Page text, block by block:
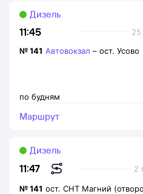
11:45
Дизель
по будням
№141 Автовокзал – ост. Усово
Маршрут
11:47 2
Дизель
№141 ост. СНТ Магний